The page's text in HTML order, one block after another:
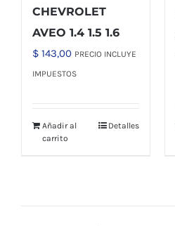
CHEVROLET
AVEO 1.4 1.5 1.6
$ 143,00 PRECIO INCLUYE
IMPUESTOS
Añadir al
carrito
Detalles